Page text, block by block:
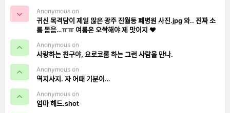
Anonymous on
귀신 목격담이 제일 많은 광주 진월동 폐병원 사진.jpg 와.. 진짜 소
름 돋음…ㅠㅠ 여름은 오싹해야 제 맛이지 ❤️
Anonymous on
사랑하는 친구야, 요로코롬 하는 그런 사람을 만나.
Anonymous on
역지사지. 자 어때 기분이…
Anonymous on
엄마 헤드.shot